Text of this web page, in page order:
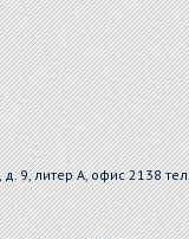
9, литер А, офис 2138